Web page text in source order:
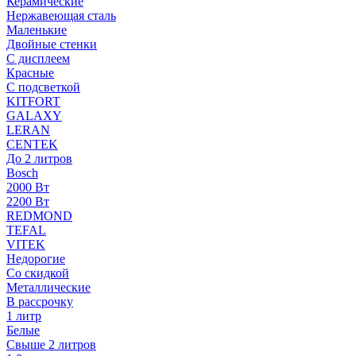
Нержавеющая сталь
Маленькие
Двойные стенки
С дисплеем
Красные
С подсветкой
KITFORT
GALAXY
LERAN
CENTEK
До 2 литров
Bosch
2000 Вт
2200 Вт
REDMOND
TEFAL
VITEK
Недорогие
Со скидкой
Металлические
В рассрочку
1 литр
Белые
Свыше 2 литров